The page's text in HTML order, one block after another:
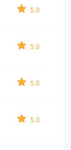
5.0
5.0
5.0
5.0